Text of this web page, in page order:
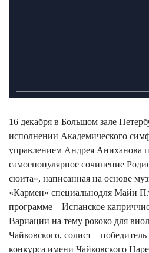
16 декабря в Большом зале
исполнении Академического
управлением Андрея Аниханова
самоепопулярное сочинение
сюита», написанная на основе
«Кармен» специальнодля Майи
программе – Испанское
Вариации на тему рококо для
Чайковского, солист –
конкурса имени Чайковского